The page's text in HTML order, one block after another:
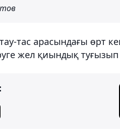
тас арасындағы өрт
жел қиындық